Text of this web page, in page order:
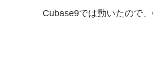
Cubase9では動いたので